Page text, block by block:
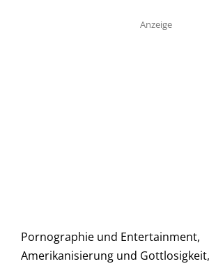
Anzeige
Pornographie und Entertainment,
Amerikanisierung und Gottlosigkeit,